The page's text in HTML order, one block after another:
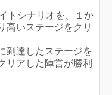
トシナリオを、１か
高いステージをクリ
到達したステージを
リアした陣営が勝利